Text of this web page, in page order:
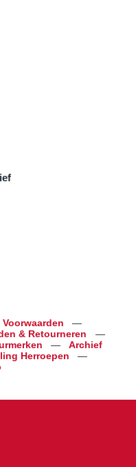
—
& Retourneren
—
—
Archief
Herroepen
—